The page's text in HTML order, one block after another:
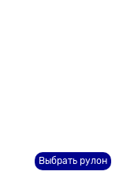
Выбрать рулон